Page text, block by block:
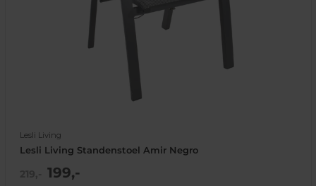
Lesli Living
Lesli Living Standenstoel Amir Negro
NormaleActie
prijs
199,-